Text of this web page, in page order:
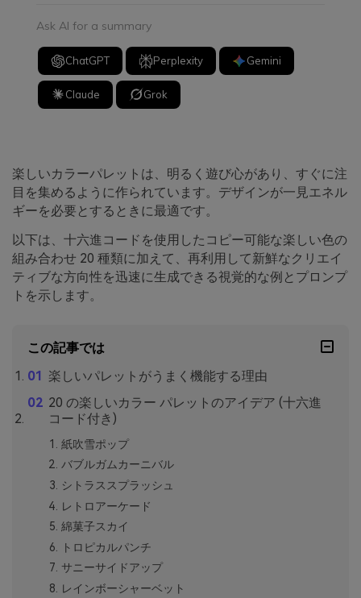
Ask AI for a summary
ChatGPT Perplexity Gemini
Claude Grok
楽しいカラーパレットは、明るく遊び心があり、すぐに注
目を集めるように作られています。デザインが一見エネル
ギーを必要とするときに最適です。
以下は、十六進コードを使用したコピー可能な楽しい色の
組み合わせ 20 種類に加えて、再利用して新鮮なクリエイ
ティブな方向性を迅速に生成できる視覚的な例とプロンプ
トを示します。
この記事では
楽しいパレットがうまく機能する理由
20 の楽しいカラー パレットのアイデア (十六進
コード付き)
紙吹雪ポップ
バブルガムカーニバル
シトラススプラッシュ
レトロアーケード
綿菓子スカイ
トロピカルパンチ
サニーサイドアップ
レインボーシャーベット